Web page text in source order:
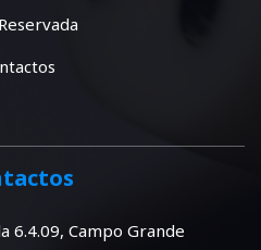
6.4.09, Campo Grande